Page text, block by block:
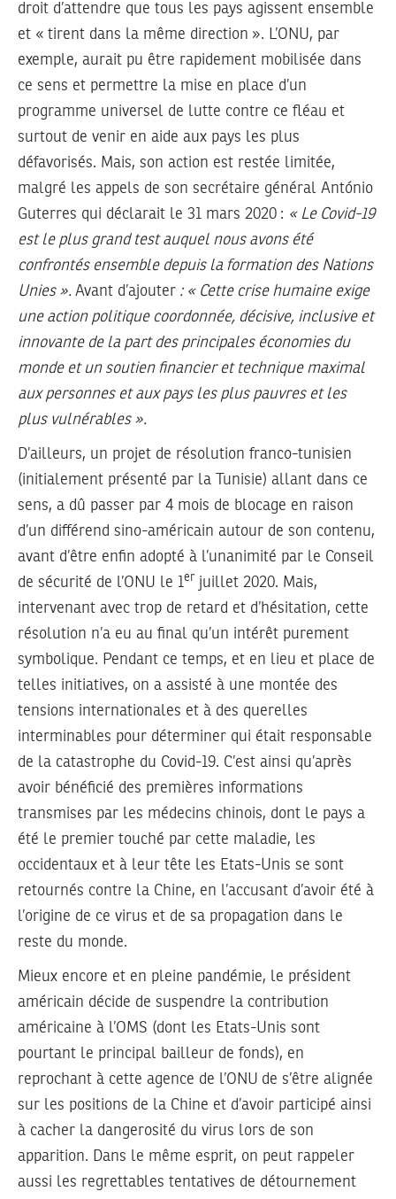
droit d’attendre que tous les pays agissent ensemble
et « tirent dans la même direction ». L’ONU, par
exemple, aurait pu être rapidement mobilisée dans
ce sens et permettre la mise en place d’un
programme universel de lutte contre ce fléau et
surtout de venir en aide aux pays les plus
défavorisés. Mais, son action est restée limitée,
malgré les appels de son secrétaire général António
Guterres qui déclarait le 31 mars 2020 : « Le Covid-19
est le plus grand test auquel nous avons été
confrontés ensemble depuis la formation des Nations
Unies ». Avant d’ajouter : « Cette crise humaine exige
une action politique coordonnée, décisive, inclusive et
innovante de la part des principales économies du
monde et un soutien financier et technique maximal
aux personnes et aux pays les plus pauvres et les
plus vulnérables ».
D’ailleurs, un projet de résolution franco-tunisien
(initialement présenté par la Tunisie) allant dans ce
sens, a dû passer par 4 mois de blocage en raison
d’un différend sino-américain autour de son contenu,
avant d’être enfin adopté à l’unanimité par le Conseil
de sécurité de l’ONU le 1er juillet 2020. Mais,
intervenant avec trop de retard et d’hésitation, cette
résolution n’a eu au final qu’un intérêt purement
symbolique. Pendant ce temps, et en lieu et place de
telles initiatives, on a assisté à une montée des
tensions internationales et à des querelles
interminables pour déterminer qui était responsable
de la catastrophe du Covid-19. C’est ainsi qu’après
avoir bénéficié des premières informations
transmises par les médecins chinois, dont le pays a
été le premier touché par cette maladie, les
occidentaux et à leur tête les Etats-Unis se sont
retournés contre la Chine, en l’accusant d’avoir été à
l’origine de ce virus et de sa propagation dans le
reste du monde.
Mieux encore et en pleine pandémie, le président
américain décide de suspendre la contribution
américaine à l’OMS (dont les Etats-Unis sont
pourtant le principal bailleur de fonds), en
reprochant à cette agence de l’ONU de s’être alignée
sur les positions de la Chine et d’avoir participé ainsi
à cacher la dangerosité du virus lors de son
apparition. Dans le même esprit, on peut rappeler
aussi les regrettables tentatives de détournement